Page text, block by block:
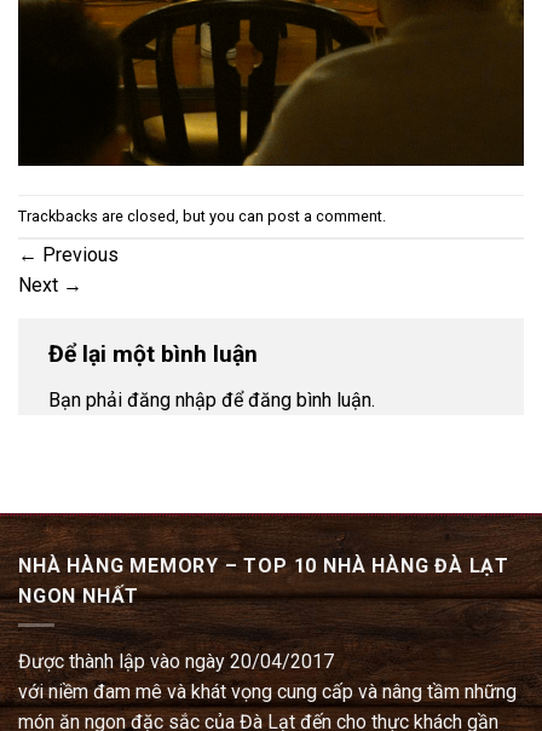
Trackbacks are closed, but you can post a comment
← Previous
Next →
Để lại một bình luận
Bạn phải đăng nhập để đăng bình luận.
NHÀ HÀNG MEMORY – TOP 10 NHÀ HÀNG ĐÀ LẠT
NGON NHẤT
Được thành lập vào ngày 20/04/2017
với niềm đam mê và khát vọng cung cấp và nâng tầm những
món ăn ngon đặc sắc của Đà Lạt đến cho thực khách gần